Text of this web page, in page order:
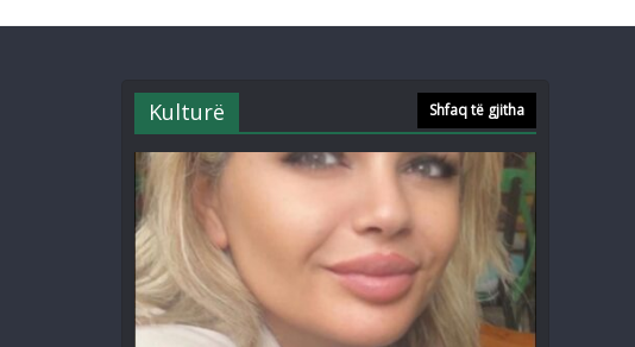
Kulturë Shfaq të gjitha